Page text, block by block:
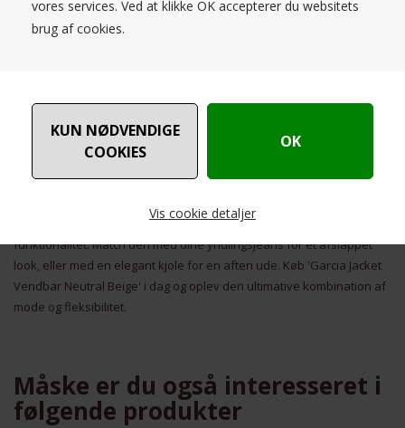
vores services. Ved at klikke OK accepterer du websitets
brug af cookies.
Vis cookie detaljer
Nødvendige Markedsføring
Funktionelle
komfort, men også holdbarhed og let vedligeholdelse.På den ene
side præsenterer jakken sig i en smuk, neutral beige farve, der nemt
har 'Garcia Jacket Vendbar Neutral Beige' en behagelig pasform, der
flatterer enhver figur. Jakken kommer med praktiske lommer og en
minimalistisk lukning, der understreger dens rene linjer og moderne
i parken, vil denne jakke være din go-to for både stil og
funktionalitet. Match den med dine yndlingsjeans for et afslappet
look, eller med en elegant kjole for en aften ude. Køb 'Garcia Jacket
Vendbar Neutral Beige' i dag og oplev den ultimative kombination af
mode og fleksibilitet.
Måske er du også interesseret i
følgende produkter